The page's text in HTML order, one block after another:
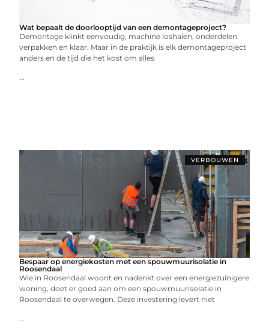
Wat bepaalt de doorlooptijd van een demontageproject?
Demontage klinkt eenvoudig, machine loshalen, onderdelen
verpakken en klaar. Maar in de praktijk is elk demontageproject
anders en de tijd die het kost om alles
...
VERBOUWEN
Bespaar op energiekosten met een spouwmuurisolatie in
Roosendaal
Wie in Roosendaal woont en nadenkt over een energiezuinigere
woning, doet er goed aan om een spouwmuurisolatie in
Roosendaal te overwegen. Deze investering levert niet
...